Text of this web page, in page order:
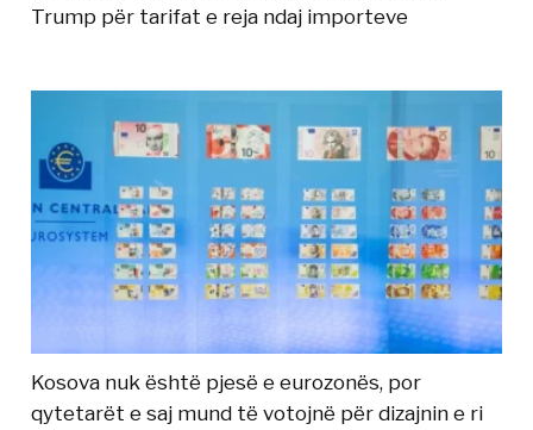
Trump për tarifat e reja ndaj importeve
Kosova nuk është pjesë e eurozonës, por
qytetarët e saj mund të votojnë për dizajnin e ri